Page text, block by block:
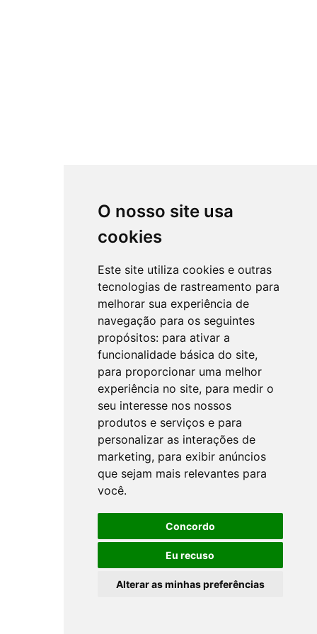
O nosso site usa
cookies
Este site utiliza cookies e outras
tecnologias de rastreamento para
melhorar sua experiência de
navegação para os seguintes
propósitos: para ativar a
funcionalidade básica do site,
para proporcionar uma melhor
experiência no site, para medir o
seu interesse nos nossos
produtos e serviços e para
personalizar as interações de
marketing, para exibir anúncios
que sejam mais relevantes para
você.
Concordo
Eu recuso
Alterar as minhas preferências